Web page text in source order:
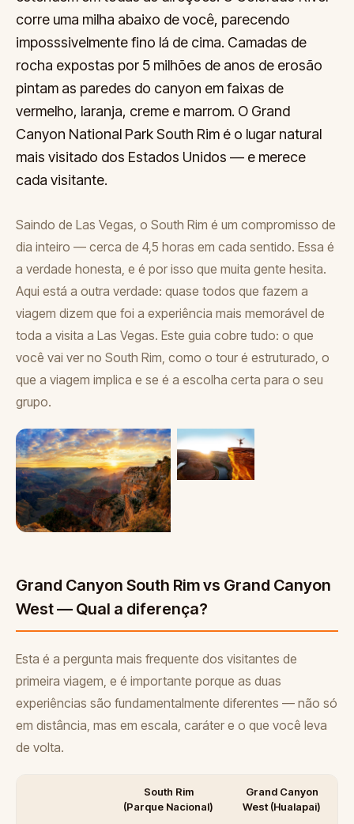
corre uma milha abaixo de você, parecendo
imposssivelmente fino lá de cima. Camadas de
rocha expostas por 5 milhões de anos de erosão
pintam as paredes do canyon em faixas de
vermelho, laranja, creme e marrom. O Grand
Canyon National Park South Rim é o lugar natural
mais visitado dos Estados Unidos — e merece
cada visitante.
Saindo de Las Vegas, o South Rim é um compromisso de
dia inteiro — cerca de 4,5 horas em cada sentido. Essa é
a verdade honesta, e é por isso que muita gente hesita.
Aqui está a outra verdade: quase todos que fazem a
viagem dizem que foi a experiência mais memorável de
toda a visita a Las Vegas. Este guia cobre tudo: o que
você vai ver no South Rim, como o tour é estruturado, o
que a viagem implica e se é a escolha certa para o seu
grupo.
Grand Canyon South Rim vs Grand Canyon
West — Qual a diferença?
Esta é a pergunta mais frequente dos visitantes de
primeira viagem, e é importante porque as duas
experiências são fundamentalmente diferentes — não só
em distância, mas em escala, caráter e o que você leva
de volta.
South Rim
(Parque Nacional)
Grand Canyon
West (Hualapai)